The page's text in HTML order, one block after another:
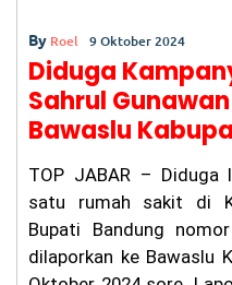
By Roel 9 Oktober 2024
Diduga
Sahrul
Bawaslu
TOP JABAR – Diduga
satu rumah sakit di
Bupati Bandung
dilaporkan ke Bawaslu